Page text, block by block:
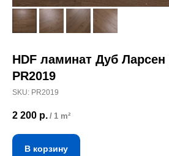
HDF ламинат Дуб Ларсен
PR2019
SKU: PR2019
2 200 р. / 1 m²
В корзину